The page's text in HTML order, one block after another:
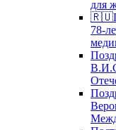
для
78-